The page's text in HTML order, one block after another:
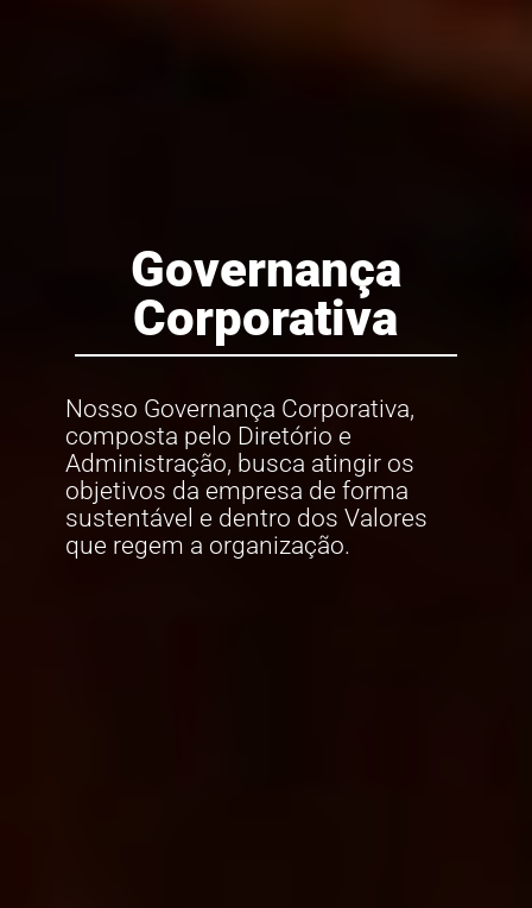
Governança
Corporativa
Nosso Governança Corporativa,
composta pelo Diretório e
Administração, busca atingir os
objetivos da empresa de forma
sustentável e dentro dos Valores
que regem a organização.